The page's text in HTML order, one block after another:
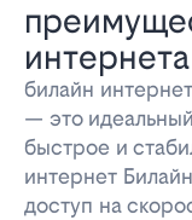
билайн
— это
быстрое и
интернет
доступ на